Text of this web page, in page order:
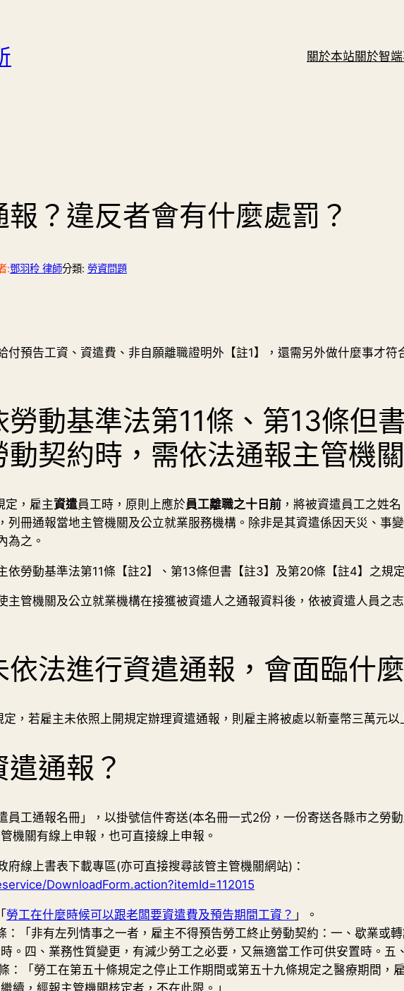
關於本站關於智端
？違反者會有什麼處罰？
:鄧羽秢 律師分類: 勞資問題
付預告工資、資遣費、非自願離職證明外【註1】，還需另外做什麼事才
動基準法第11條、第13條但
契約時，需依法通報主管機關
定，雇主資遣員工時，原則上應於員工離職之十日前 ，將被資遣員工之姓
列冊通報當地主管機關及公立就業服務機構。除非是其資遣係因天災、事
為之。
依勞動基準法第11條【註2】、第13條但書【註3】及第20條【註4】之規
主管機關及公立就業機構在接獲被資遣人之通報資料後，依被資遣人員之
法進行資遣通報，會面臨什
，若雇主未依照上開規定辦理資遣通報，則雇主將被處以新臺幣三萬元以
通報？
員工通報名冊」，以掛號信件寄送(本名冊一式2份，一份寄送各縣市之勞
機關有線上申報，也可直接線上申報。
府線上書表下載專區(亦可直接搜尋該管主管機關網站)：
DownloadForm.action?itemId=112015
勞工在什麼時候可以跟老闆要資遣費及預告期間工資？ 」。
：「非有左列情事之一者，雇主不得預告勞工終止勞動契約：一、歇業或
。四、業務性質變更，有減少勞工之必要，又無適當工作可供安置時。五
：「勞工在第五十條規定之停止工作期間或第五十九條規定之醫療期間，
續，經報主管機關核定者，不在此限。」